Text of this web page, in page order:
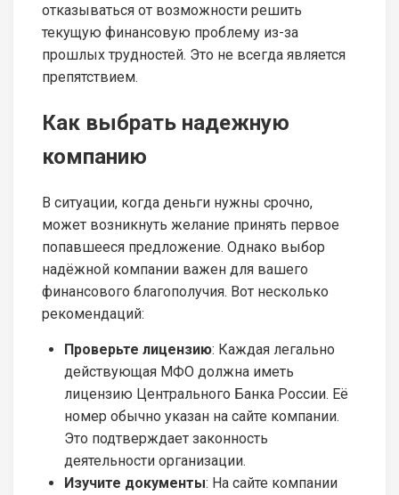
отказываться от возможности решить
текущую финансовую проблему из-за
прошлых трудностей. Это не всегда является
препятствием.
Как выбрать надежную
компанию
В ситуации, когда деньги нужны срочно,
может возникнуть желание принять первое
попавшееся предложение. Однако выбор
надёжной компании важен для вашего
финансового благополучия. Вот несколько
рекомендаций:
Проверьте лицензию: Каждая легально
действующая МФО должна иметь
лицензию Центрального Банка России. Её
номер обычно указан на сайте компании.
Это подтверждает законность
деятельности организации.
Изучите документы: На сайте компании